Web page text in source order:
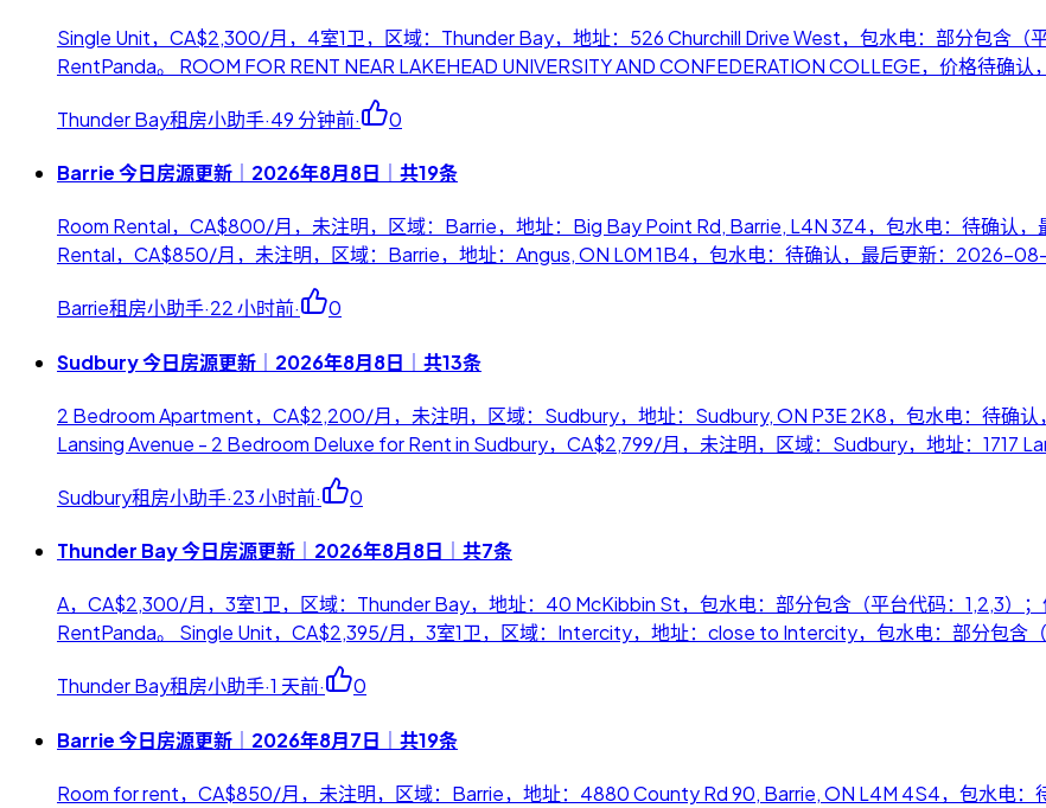
Single Unit，CA$2,300/月，4室1卫，区域：Thunder Bay，地址：526 Churchill Drive West，包水电：部分包含
RentPanda。 ROOM FOR RENT NEAR LAKEHEAD UNIVERSITY AND CONFEDERATION COLLEGE，价格待确
Thunder Bay租房小助手·49 分钟前· 0
Barrie 今日房源更新｜2026年8月8日｜共19条
Room Rental，CA$800/月，未注明，区域：Barrie，地址：Big Bay Point Rd, Barrie, L4N 3Z4，包水电：待确认
Rental，CA$850/月，未注明，区域：Barrie，地址：Angus, ON L0M 1B4，包水电：待确认，最后更新：2026-
Barrie租房小助手·22 小时前· 0
Sudbury 今日房源更新｜2026年8月8日｜共13条
2 Bedroom Apartment，CA$2,200/月，未注明，区域：Sudbury，地址：Sudbury, ON P3E 2K8，包水电：待确
Lansing Avenue - 2 Bedroom Deluxe for Rent in Sudbury，CA$2,799/月，未注明，区域：Sudbury，地址：1717
Sudbury租房小助手·23 小时前· 0
Thunder Bay 今日房源更新｜2026年8月8日｜共7条
A，CA$2,300/月，3室1卫，区域：Thunder Bay，地址：40 McKibbin St，包水电：部分包含（平台代码：1,2,3
RentPanda。 Single Unit，CA$2,395/月，3室1卫，区域：Intercity，地址：close to Intercity，包水电：部分包含
Thunder Bay租房小助手·1 天前· 0
Barrie 今日房源更新｜2026年8月7日｜共19条
Room for rent，CA$850/月，未注明，区域：Barrie，地址：4880 County Rd 90, Barrie, ON L4M 4S4，包水电：